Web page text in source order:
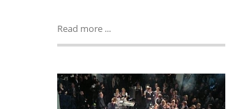
Read more ...